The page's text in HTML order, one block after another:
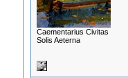
Сaementarius Civitas
Solis Aeterna